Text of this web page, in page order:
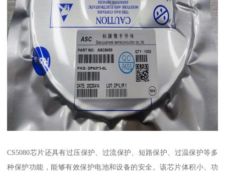
CS5080芯片还具有过压保护、过流保护、短路保护、过温保护等多
种保护功能，能够有效保护电池和设备的安全。该芯片体积小、功